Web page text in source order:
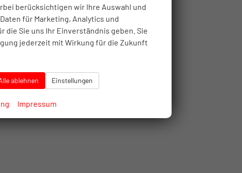
berücksichtigen wir Ihre Auswahl und
für Marketing, Analytics und
die Sie uns Ihr Einverständnis geben. Sie
jederzeit mit Wirkung für die Zukunft
ablehnen Einstellungen
Impressum